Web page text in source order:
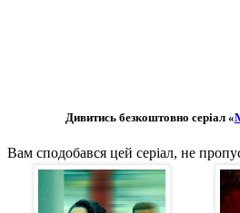
Дивитись безкоштовно серіал «
Вам сподобався цей серіал, не